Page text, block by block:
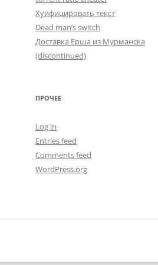
Хуифицировать текст
Dead man’s switch
Доставка Ерша из Мурманска
(discontinued)
ПРОЧЕЕ
Log in
Entries feed
Comments feed
WordPress.org